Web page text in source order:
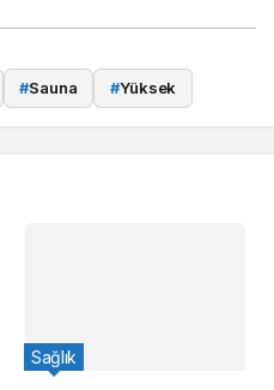
#Sauna #Yüksek
Sağlık